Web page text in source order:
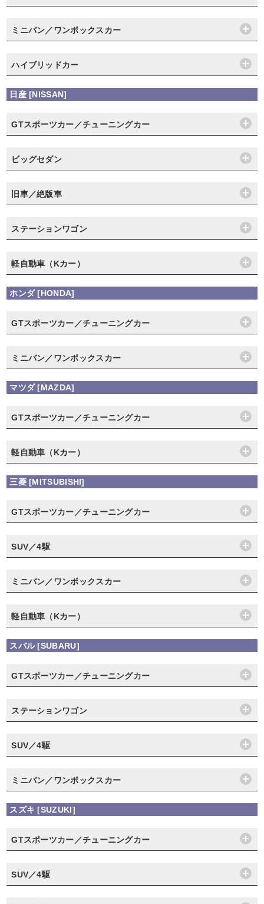
ミニバン／ワンボックスカー
ハイブリッドカー
日産 [NISSAN]
GTスポーツカー／チューニングカー
ビッグセダン
旧車／絶版車
ステーションワゴン
軽自動車（Kカー）
ホンダ [HONDA]
GTスポーツカー／チューニングカー
ミニバン／ワンボックスカー
マツダ [MAZDA]
GTスポーツカー／チューニングカー
軽自動車（Kカー）
三菱 [MITSUBISHI]
GTスポーツカー／チューニングカー
SUV／4駆
ミニバン／ワンボックスカー
軽自動車（Kカー）
スバル [SUBARU]
GTスポーツカー／チューニングカー
ステーションワゴン
SUV／4駆
ミニバン／ワンボックスカー
スズキ [SUZUKI]
GTスポーツカー／チューニングカー
SUV／4駆